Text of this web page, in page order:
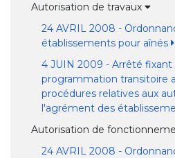
Autorisation de travaux
24 AVRIL 2008 -
établissements pour aînés
4 JUIN 2009 - Arrêté fixant
programmation transitoire
procédures relatives aux
l'agrément des
Autorisation de
24 AVRIL 2008 -